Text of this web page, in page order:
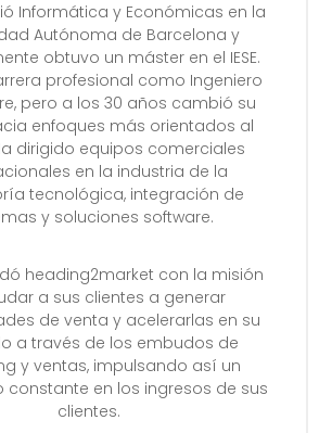
Informática y Económicas en la
Autónoma de Barcelona y
obtuvo un máster en el IESE.
profesional como Ingeniero
pero a los 30 años cambió su
enfoques más orientados al
dirigido equipos comerciales
en la industria de la
tecnológica, integración de
y soluciones software.
heading2market con la misión
a sus clientes a generar
de venta y acelerarlas en su
a través de los embudos de
y ventas, impulsando así un
constante en los ingresos de sus
clientes.